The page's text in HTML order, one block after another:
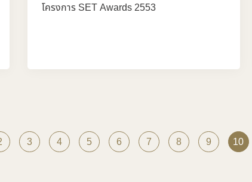
โครงการ SET Awards 2553
3 4 5 6 7 8 9 10